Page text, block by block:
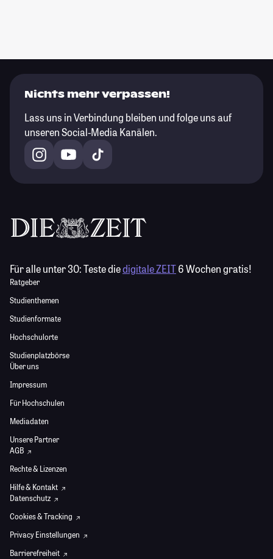
Nichts mehr verpassen!
Lass uns in Verbindung bleiben und folge uns auf
unseren Social-Media Kanälen.
Für alle unter 30:Teste diedigitale ZEIT6 Wochen gratis!
Ratgeber
Studienthemen
Studienformate
Hochschulorte
Studienplatzbörse
Über uns
Impressum
Für Hochschulen
Mediadaten
Unsere Partner
AGB
Rechte & Lizenzen
Hilfe & Kontakt
Datenschutz
Cookies & Tracking
Privacy Einstellungen
Barrierefreiheit